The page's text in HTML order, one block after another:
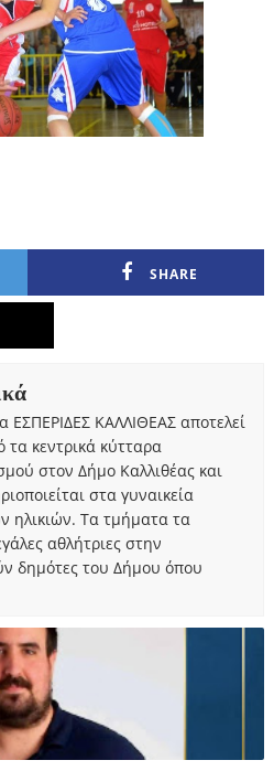
SHARE
ΕΣΠΕΡΙΔΕΣ ΚΑΛΛΙΘΕΑΣ αποτελεί
τα κεντρικά κύτταρα
στον Δήμο Καλλιθέας και
στα γυναικεία
ηλικιών. Τα τμήματα τα
αθλήτριες στην
δημότες του Δήμου όπου